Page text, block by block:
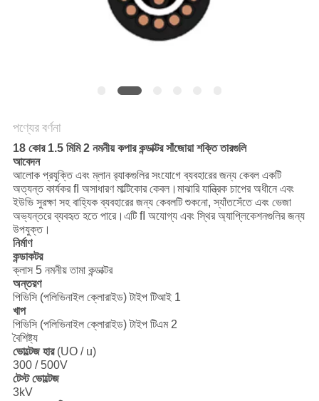
পণ্যের বর্ণনা
18 কোর 1.5 মিমি 2 নমনীয় কপার কন্ডাক্টর সাঁজোয়া শক্তি তারগুলি
আবেদন
আলোক প্রযুক্তি এবং ম্লান র‌্যাকগুলির সংযোগে ব্যবহারের জন্য কেবল একটি
অত্যন্ত কার্যকর ﬂ অসাধারণ মাল্টিকোর কেবল।মাঝারি যান্ত্রিক চাপের অধীনে এবং
ইউভি সুরক্ষা সহ বাহ্যিক ব্যবহারের জন্য কেবলটি শুকনো, স্যাঁতসেঁতে এবং ভেজা
অভ্যন্তরে ব্যবহৃত হতে পারে।এটি ﬂ অযোগ্য এবং স্থির অ্যাপ্লিকেশনগুলির জন্য
উপযুক্ত।
নির্মাণ
কন্ডাকটর
ক্লাস 5 নমনীয় তামা কন্ডাক্টর
অন্তরণ
পিভিসি (পলিভিনাইল ক্লোরাইড) টাইপ টিআই 1
খাপ
পিভিসি (পলিভিনাইল ক্লোরাইড) টাইপ টিএম 2
বৈশিষ্ট্য
ভোল্টেজ হার (UO / u)
300 / 500V
টেস্ট ভোল্টেজ
3kV